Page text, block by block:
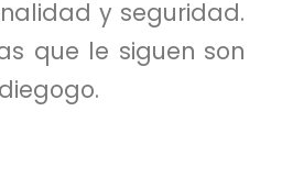
y seguridad.
que le siguen son